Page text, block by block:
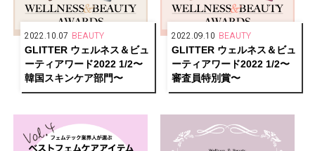
2022.10.07 BEAUTY
GLITTER ウェルネス＆ビュ
ーティアワード2022 1/2〜
韓国スキンケア部門〜
2022.09.10 BEAUTY
GLITTER ウェルネス＆ビュ
ーティアワード2022 1/2〜
審査員特別賞〜